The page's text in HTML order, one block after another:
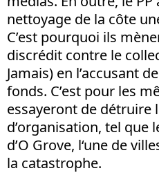
nettoyage de la côte
C’est pourquoi ils
discrédit contre le
Jamais) en l’accusant
fonds. C’est pour les
essayeront de détruire
d’organisation, tel que
d’O Grove, l‘une de
la catastrophe.